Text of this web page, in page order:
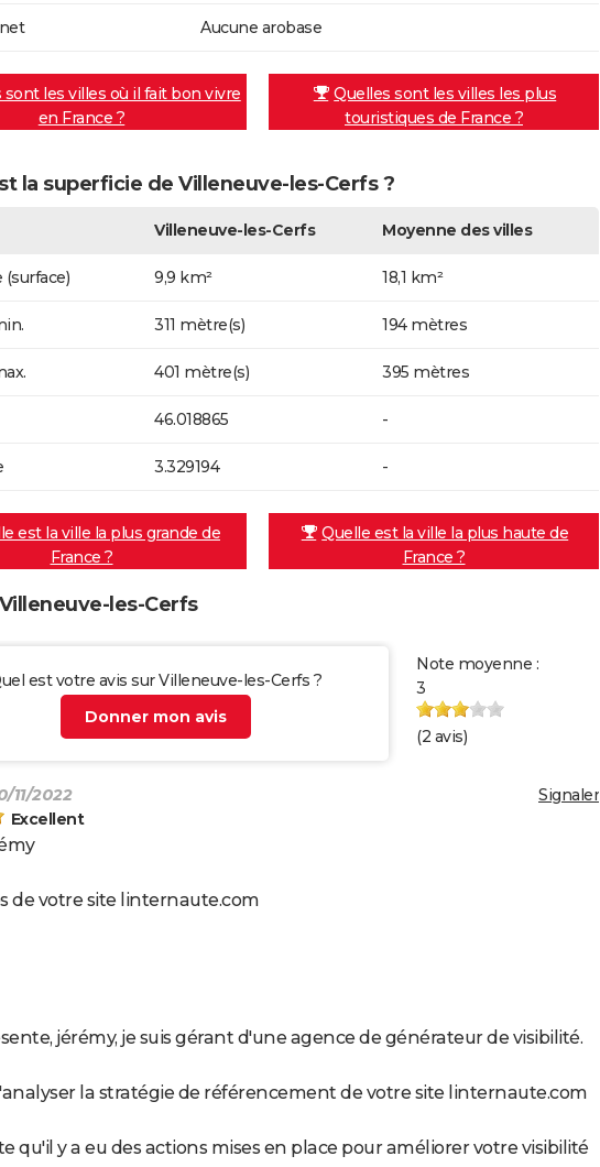
Aucune arobase
sont les villes où il fait bon vivre
en France ?
Quelles sont les villes les plus
touristiques de France ?
la superficie de Villeneuve-les-Cerfs ?
Villeneuve-les-Cerfs Moyenne des villes
(surface) 9,9 km² 18,1 km²
311 mètre(s) 194 mètres
401 mètre(s) 395 mètres
46.018865 -
3.329194 -
est la ville la plus grande de
France ?
Quelle est la ville la plus haute de
France ?
les-Cerfs
est votre avis sur Villeneuve-les-Cerfs ?
Donner mon avis
Note moyenne :
3
(2 avis)
Signaler
11/2022
Excellent
de votre site linternaute.com
jérémy, je suis gérant d'une agence de générateur de visibilité.
la stratégie de référencement de votre site linternaute.com
qu'il y a eu des actions mises en place pour améliorer votre visibilité